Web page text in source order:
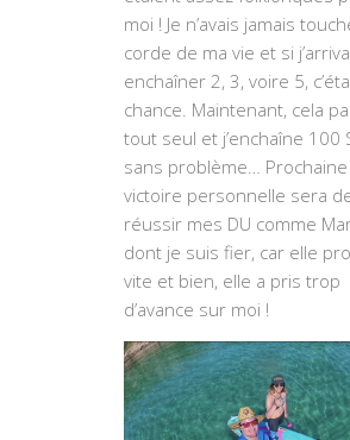
moi ! Je n’avais jamais
corde de ma vie et si
enchaîner 2, 3, voire 5,
chance. Maintenant, cela
tout seul et j’enchaîne 100
sans problème… Prochaine
victoire personnelle sera
réussir mes DU comme
dont je suis fier, car elle
vite et bien, elle a pris trop
d’avance sur moi !